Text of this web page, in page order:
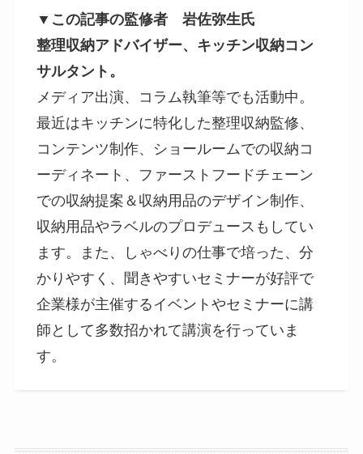
▼この記事の監修者 岩佐弥生氏
整理収納アドバイザー、キッチン収納コン
サルタント。
メディア出演、コラム執筆等でも活動中。
最近はキッチンに特化した整理収納監修、
コンテンツ制作、ショールームでの収納コ
ーディネート、ファーストフードチェーン
での収納提案＆収納用品のデザイン制作、
収納用品やラベルのプロデュースもしてい
ます。また、しゃべりの仕事で培った、分
かりやすく、聞きやすいセミナーが好評で
企業様が主催するイベントやセミナーに講
師として多数招かれて講演を行っていま
す。